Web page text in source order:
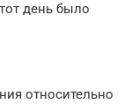
день было
относительно